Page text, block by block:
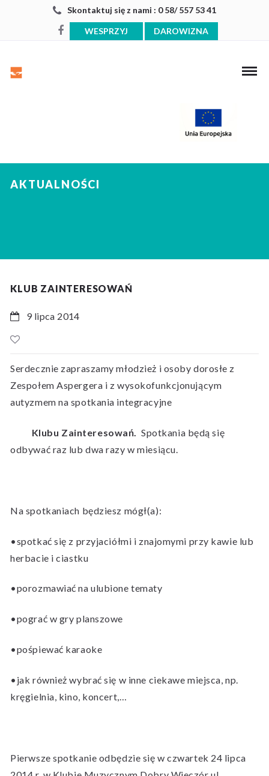
Skontaktuj się z nami : 0 58/ 557 53 41
WESPRZYJ DAROWIZNA
AKTUALNOŚCI
KLUB ZAINTERESOWAŃ
9 lipca 2014
Serdecznie zapraszamy młodzież i osoby dorosłe z
Zespołem Aspergera i z wysokofunkcjonującym
autyzmem na spotkania integracyjne
Klubu Zainteresowań.Spotkania będą się
odbywać raz lub dwa razy w miesiącu.
Na spotkaniach będziesz mógł(a):
•spotkać się z przyjaciółmi i znajomymi przy kawie lub
herbacie i ciastku
•porozmawiać na ulubione tematy
•pograć w gry planszowe
•pośpiewać karaoke
•jak również wybrać się w inne ciekawe miejsca, np.
kręgielnia, kino, koncert,…
Pierwsze spotkanie odbędzie się w czwartek 24 lipca